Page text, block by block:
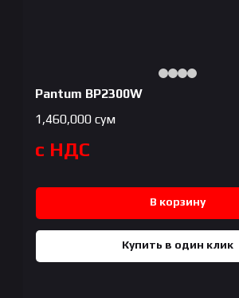
Pantum BP2300W
1,460,000 сум
с НДС
В корзину
Купить в один клик